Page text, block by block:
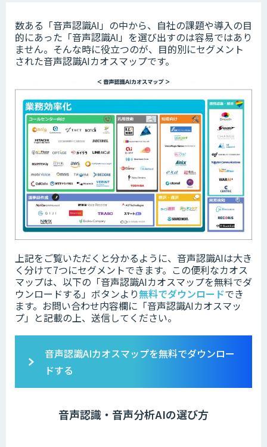
数ある「音声認識AI」の中から、自社の課題や導入の目
的にあった「音声認識AI」を選び出すのは容易ではあり
ません。そんな時に役立つのが、目的別にセグメント
された音声認識AIカオスマップです。
上記をご覧いただくと分かるように、音声認識AIは大き
く分けて7つにセグメントできます。この便利なカオス
マップは、以下の「音声認識AIカオスマップを無料でダ
ウンロードする」ボタンより無料でダウンロードでき
ます。 お問い合わせ内容欄に「音声認識AIカオスマッ
プ」と記載の上、送信してください。
音声認識AIカオスマップを無料でダウンロー
ドする
音声認識・音声分析AIの選び方